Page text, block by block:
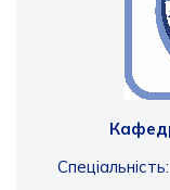
Спеціальність: